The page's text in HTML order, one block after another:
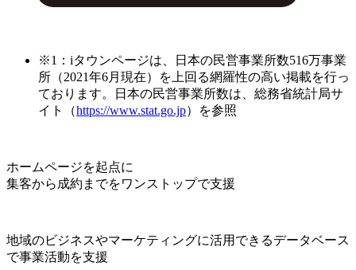
※1：iタウンページは、日本の民営事業所数516万事業
所（2021年6月現在）を上回る網羅性の高い掲載を行っ
ております。日本の民営事業所数は、総務省統計局サ
イト（https://www.stat.go.jp）を参照
ホームページを起点に
集客から成約までをワンストップで支援
地域のビジネスやマーケティングに活用できるデータベース
で事業活動を支援